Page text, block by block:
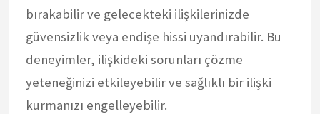
bırakabilir ve gelecekteki ilişkilerinizde
güvensizlik veya endişe hissi uyandırabilir. Bu
deneyimler, ilişkideki sorunları çözme
yeteneğinizi etkileyebilir ve sağlıklı bir ilişki
kurmanızı engelleyebilir.